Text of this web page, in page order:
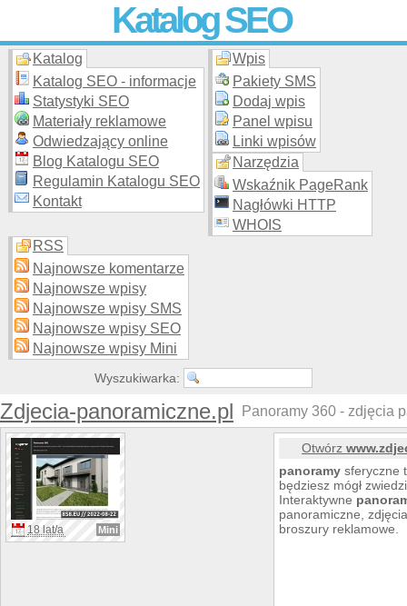
Katalog SEO
Skuteczna i promocja stron WWW –
moderowanego katalogu za darmo!
Katalog
Katalog SEO - informacje
Statystyki SEO
Materiały reklamowe
Odwiedzający online
Blog Katalogu SEO
Regulamin Katalogu SEO
Kontakt
Wpis
Pakiety SMS
Dodaj wpis
Panel wpisu
Linki wpisów
Narzędzia
Wskaźnik PageRank
Nagłówki HTTP
WHOIS
RSS
Najnowsze komentarze
Najnowsze wpisy
Najnowsze wpisy SMS
Najnowsze wpisy SEO
Najnowsze wpisy Mini
Wyszukiwarka:
Zdjecia-panoramiczne.pl Panoramy 360 - zdjęcia
18 lat/a Mini
Otwórz
panoramy sferyczne
będziesz mógł
Interaktywne
panoramiczne,
broszury reklamowe.